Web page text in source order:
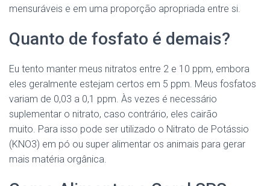
mensuráveis ​​e em uma proporção apropriada entre si.
Quanto de fosfato é demais?
Eu tento manter meus nitratos entre 2 e 10 ppm, embora
eles geralmente estejam certos em 5 ppm. Meus fosfatos
variam de 0,03 a 0,1 ppm. Às vezes é necessário
suplementar o nitrato, caso contrário, eles cairão
muito. Para isso pode ser utilizado o Nitrato de Potássio
(KNO3) em pó ou super alimentar os animais para gerar
mais matéria orgânica.